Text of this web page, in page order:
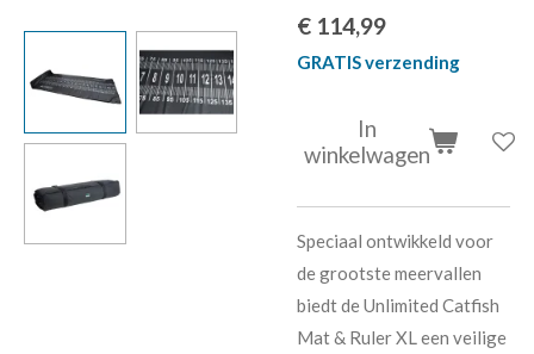
€ 114,99
GRATIS verzending
In
winkelwagen
Speciaal ontwikkeld voor
de grootste meervallen
biedt de Unlimited Catfish
Mat & Ruler XL een veilige